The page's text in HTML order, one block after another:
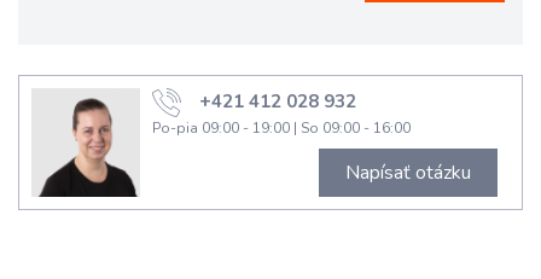
+421 412 028 932
Po-pia 09:00 - 19:00 | So 09:00 - 16:00
Napísať otázku